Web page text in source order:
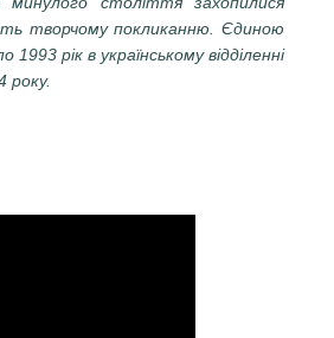
творчому покликанню. Єдиною
рік в українському відді­ленні
року.